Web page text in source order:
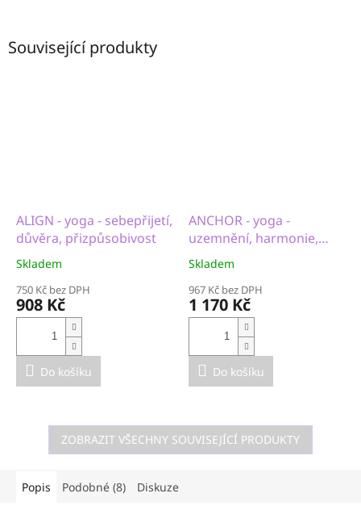
Související produkty
ALIGN - yoga - sebepřijetí,
důvěra, přizpůsobivost
Skladem
750 Kč bez DPH
908 Kč
Do košíku
ANCHOR - yoga -
uzemnění, harmonie,
meditace
Skladem
967 Kč bez DPH
1 170 Kč
Do košíku
ZOBRAZIT VŠECHNY SOUVISEJÍCÍ PRODUKTY
Popis Podobné (8) Diskuze